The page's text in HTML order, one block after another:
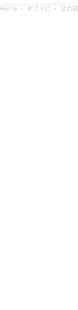
Home ギフトに 父の日